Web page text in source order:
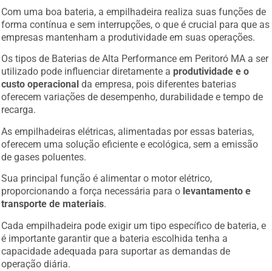
Com uma boa bateria, a empilhadeira realiza suas funções de
forma contínua e sem interrupções, o que é crucial para que as
empresas mantenham a produtividade em suas operações.
Os tipos de Baterias de Alta Performance em Peritoró MA a ser
utilizado pode influenciar diretamente a produtividade e o
custo operacional da empresa, pois diferentes baterias
oferecem variações de desempenho, durabilidade e tempo de
recarga.
As empilhadeiras elétricas, alimentadas por essas baterias,
oferecem uma solução eficiente e ecológica, sem a emissão
de gases poluentes.
Sua principal função é alimentar o motor elétrico,
proporcionando a força necessária para o levantamento e
transporte de materiais
Cada empilhadeira pode exigir um tipo específico de bateria, e
é importante garantir que a bateria escolhida tenha a
capacidade adequada para suportar as demandas de
operação diária.